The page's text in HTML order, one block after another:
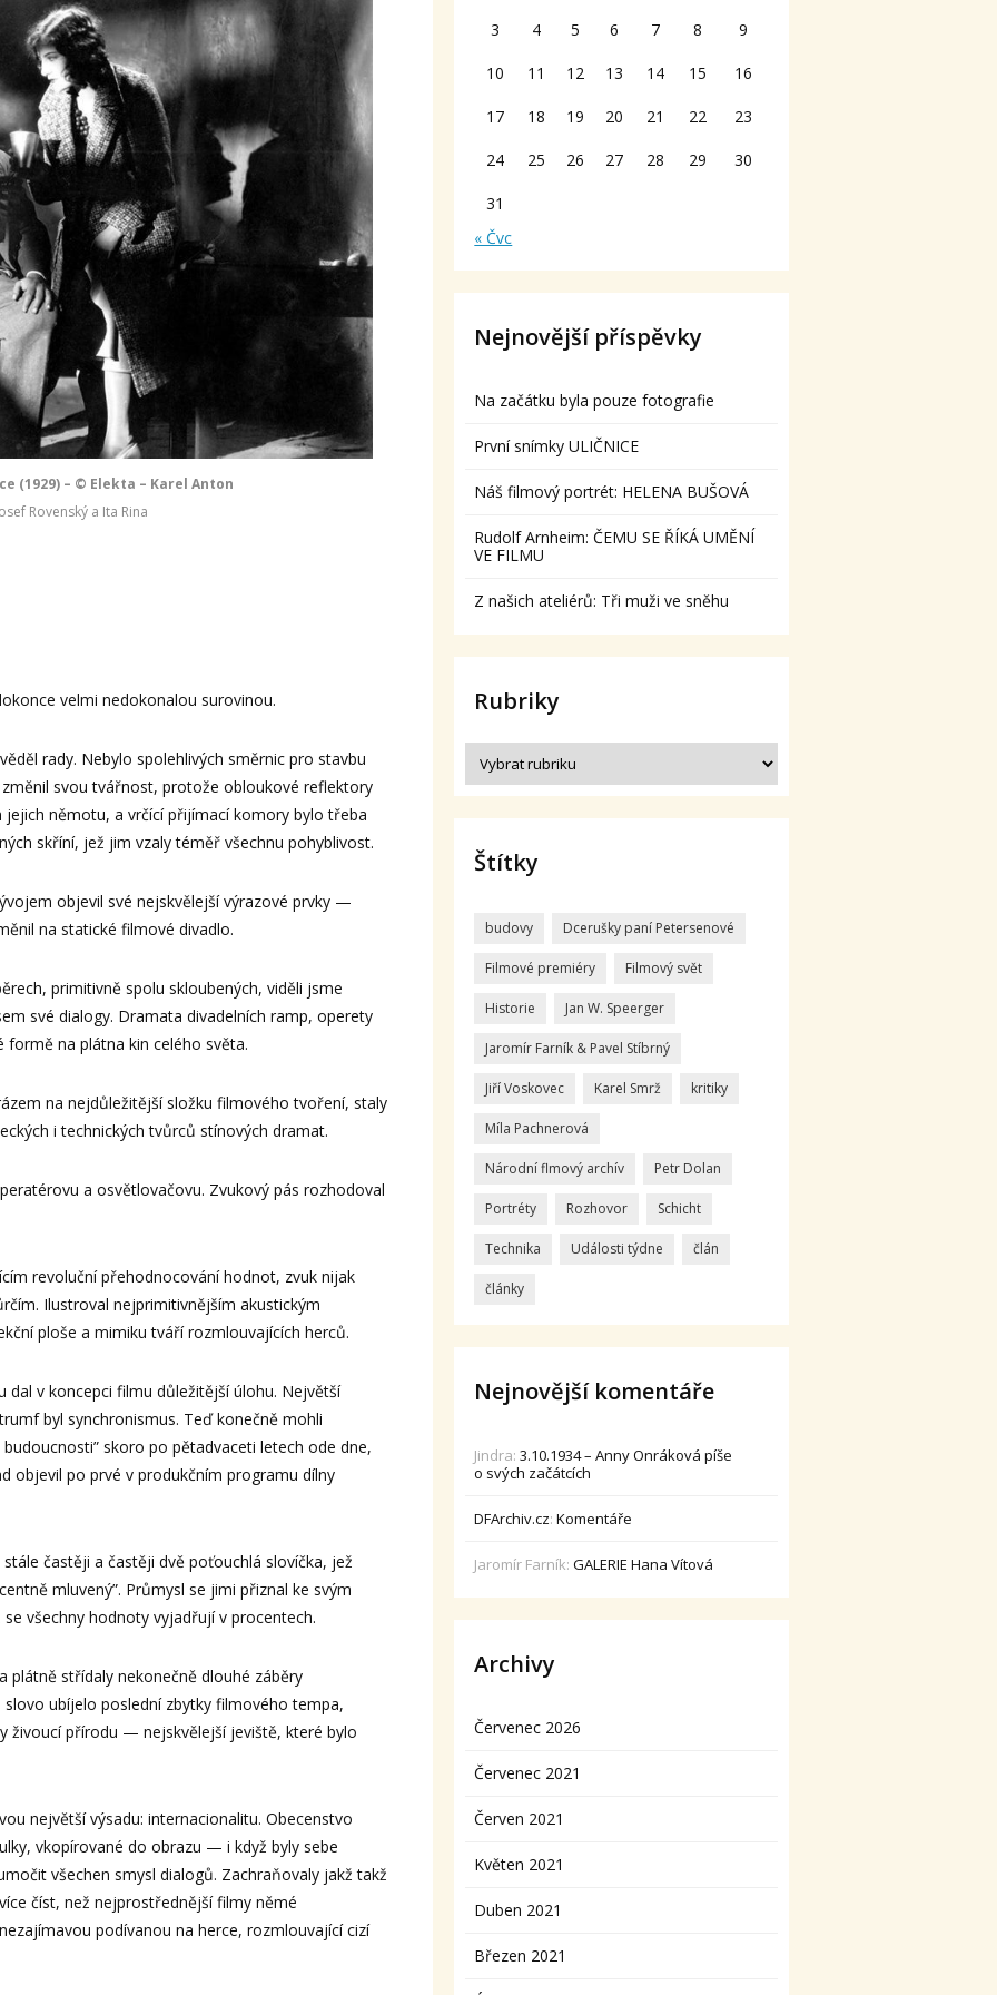
(1929) – © Elekta – Karel Anton
Rovenský a Ita Rina
velmi nedokonalou surovinou.
rady. Nebylo spolehlivých směrnic pro stavbu
svou tvářnost, protože obloukové reflektory
němotu, a vrčící přijímací komory bylo třeba
skříní, jež jim vzaly téměř všechnu pohyblivost.
objevil své nejskvělejší výrazové prvky —
na statické filmové divadlo.
primitivně spolu skloubených, viděli jsme
své dialogy. Dramata divadelních ramp, operety
na plátna kin celého světa.
na nejdůležitější složku filmového tvoření, staly
i technických tvůrců stínových dramat.
a osvětlovačovu. Zvukový pás rozhodoval
revoluční přehodnocování hodnot, zvuk nijak
Ilustroval nejprimitivnějším akustickým
ploše a mimiku tváří rozmlouvajících herců.
v koncepci filmu důležitější úlohu. Největší
byl synchronismus. Teď konečně mohli
skoro po pětadvaceti letech ode dne,
objevil po prvé v produkčním programu dílny
častěji a častěji dvě poťouchlá slovíčka, jež
mluvený”. Průmysl se jimi přiznal ke svým
všechny hodnoty vyjadřují v procentech.
plátně střídaly nekonečně dlouhé záběry
ubíjelo poslední zbytky filmového tempa,
živoucí přírodu — nejskvělejší jeviště, které bylo
největší výsadu: internacionalitu. Obecenstvo
vkopírované do obrazu — i když byly sebe
všechen smysl dialogů. Zachraňovaly jakž takž
číst, než nejprostřednější filmy němé
podívanou na herce, rozmlouvající cizí
3 4 5 6 7 8 9
10 11 12 13 14 15 16
17 18 19 20 21 22 23
24 25 26 27 28 29 30
31
« Čvc
Nejnovější příspěvky
Na začátku byla pouze fotografie
První snímky ULIČNICE
Náš filmový portrét: HELENA BUŠOVÁ
Rudolf Arnheim: ČEMU SE ŘÍKÁ UMĚNÍ
VE FILMU
Z našich ateliérů: Tři muži ve sněhu
Rubriky
Štítky
budovy Dcerušky paní Petersenové
Filmové premiéry Filmový svět
Historie Jan W. Speerger
Jaromír Farník & Pavel Stíbrný
Jiří Voskovec Karel Smrž kritiky
Míla Pachnerová
Národní flmový archív Petr Dolan
Portréty Rozhovor Schicht
Technika Události týdne člán
články
Nejnovější komentáře
Jindra:3.10.1934 – Anny Onráková píše
o svých začátcích
DFArchiv.cz:Komentáře
Jaromír Farník:GALERIE Hana Vítová
Archivy
Červenec 2026
Červenec 2021
Červen 2021
Květen 2021
Duben 2021
Březen 2021